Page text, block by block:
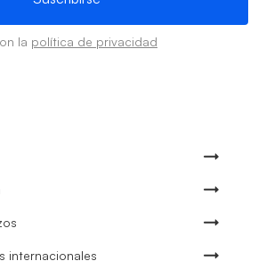
la política de privacidad
internacionales